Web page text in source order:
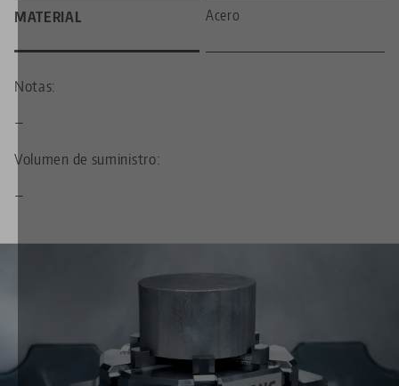
MATERIAL Acero
Notas:
—
Volumen de suministro:
—